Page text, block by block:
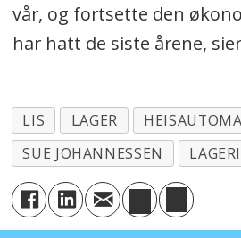
vår, og fortsette den
har hatt de siste årene,
LIS LAGER
SUE JOHANNESSEN